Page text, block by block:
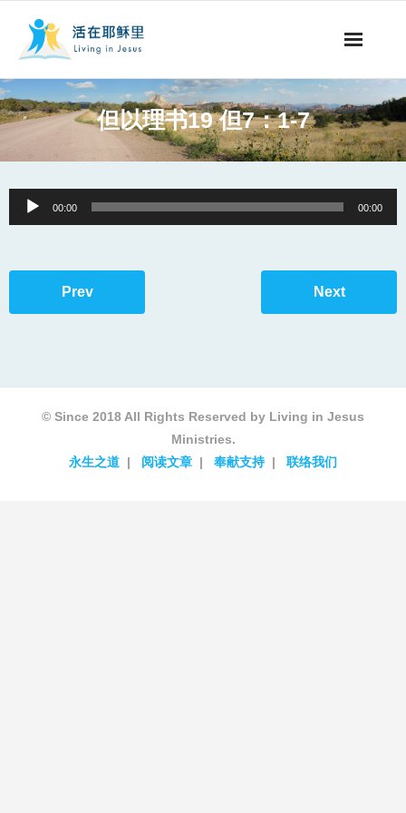
事工概要
阅读文章
但以理书19 但7：1-7
Audio
Player
00:00 00:00
Prev Next
© Since 2018 All Rights Reserved by Living in Jesus
Ministries.
永生之道
阅读文章 奉献支持 联络我们